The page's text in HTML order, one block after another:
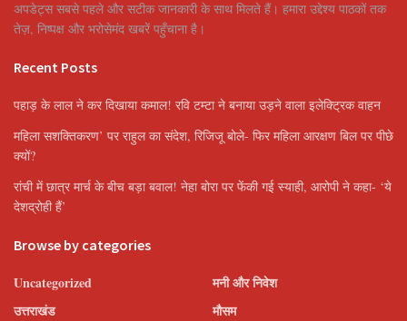
अपडेट्स सबसे पहले और सटीक जानकारी के साथ मिलते हैं। हमारा उद्देश्य पाठकों तक
तेज़, निष्पक्ष और भरोसेमंद खबरें पहुँचाना है।
Recent Posts
पहाड़ के लाल ने कर दिखाया कमाल! रवि टम्टा ने बनाया उड़ने वाला इलेक्ट्रिक वाहन
महिला सशक्तिकरण’ पर राहुल का संदेश, रिजिजू बोले- फिर महिला आरक्षण बिल पर पीछे
क्यों?
रांची में छात्र मार्च के बीच बड़ा बवाल! नेहा बोरा पर फेंकी गई स्याही, आरोपी ने कहा- ‘ये
देशद्रोही हैं’
Browse by categories
Uncategorized
उत्तराखंड
मनी और निवेश
मौसम